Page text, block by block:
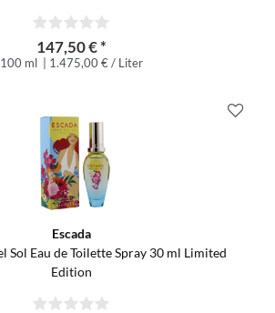
147,50 € *
100 ml | 1.475,00 € / Liter
Escada
Sol Eau de Toilette Spray 30 ml Limited
Edition